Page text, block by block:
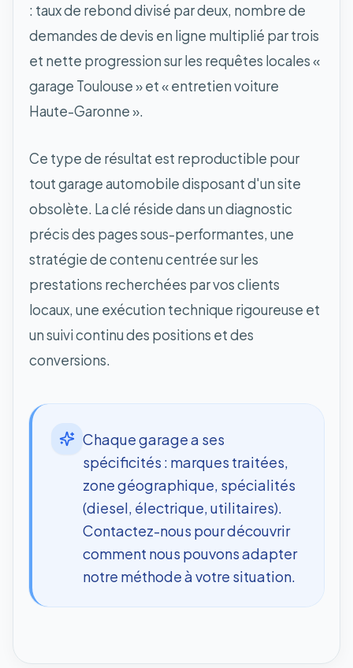
: taux de rebond divisé par deux, nombre de
demandes de devis en ligne multiplié par trois
et nette progression sur les requêtes locales «
garage Toulouse » et « entretien voiture
Haute-Garonne ».
Ce type de résultat est reproductible pour
tout garage automobile disposant d'un site
obsolète. La clé réside dans un diagnostic
précis des pages sous-performantes, une
stratégie de contenu centrée sur les
prestations recherchées par vos clients
locaux, une exécution technique rigoureuse et
un suivi continu des positions et des
conversions.
Chaque garage a ses
spécificités : marques traitées,
zone géographique, spécialités
(diesel, électrique, utilitaires).
Contactez-nous pour découvrir
comment nous pouvons adapter
notre méthode à votre situation.